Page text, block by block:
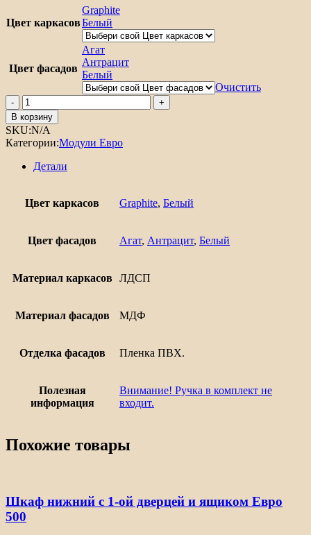
9
027₽
–
11
859₽
Цвет каркасов
Graphite
Белый
Цвет фасадов
Агат
Антрацит
Белый
Очистить
Количество
товара
Шкаф
нижний
с
3-
Евро
800
В корзину
SKU:N/A
Категории:Модули Евро
Детали
Цвет каркасов Graphite, Белый
Цвет фасадов Агат, Антрацит, Белый
Материал каркасов ЛДСП
Материал фасадов МДФ
Отделка фасадов Пленка ПВХ.
Полезная
информация
Внимание! Ручка в комплект не
входит.
Похожие товары
Шкаф нижний с 1-ой дверцей и ящиком Евро
500